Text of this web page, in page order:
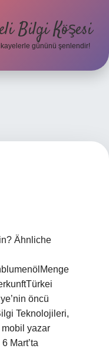
Bilgi Köşesi
gününü şenlendir!
Ähnliche
öncü
Teknolojileri,
yazar
Mart’ta